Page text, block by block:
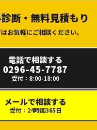
断・無料見積もり
お気軽にご相談ください。
電話で相談する
0296-45-7787
受付：8:00-18:00
メールで相談する
受付：24時間365日